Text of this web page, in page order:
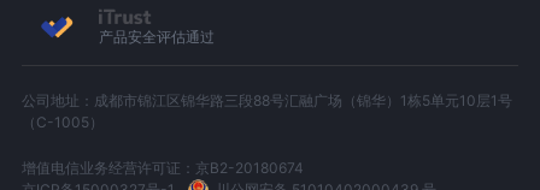
产品安全评估通过
公司地址：成都市锦江区锦华路三段88号汇融广场（锦华）1栋5单元10层1号
（C-1005）
增值电信业务经营许可证：京B2-20180674